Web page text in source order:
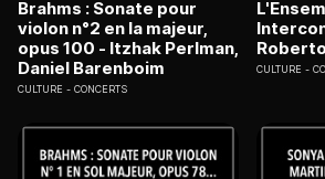
Brahms : Sonate pour
violon n°2 en la majeur,
opus 100 - Itzhak Perlman,
Daniel Barenboim
CULTURE CONCERTS
CULTURE